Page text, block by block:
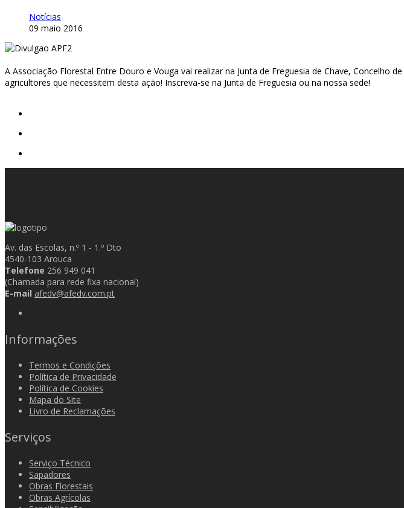
Notícias
09 maio 2016
A Associação Florestal Entre Douro e Vouga vai realizar na Junta de Freguesia de Chave,
agricultores que necessitem desta ação! Inscreva-se na Junta de Freguesia ou na nossa sede!
Av. das Escolas, n.º 1 - 1.º Dto
4540-103 Arouca
Telefone 256 949 041
(Chamada para rede fixa nacional)
E-mail afedv@afedv.com.pt
Informações
Termos e Condições
Política de Privacidade
Política de Cookies
Mapa do Site
Livro de Reclamações
Serviços
Serviço Técnico
Sapadores
Obras Florestais
Obras Agrícolas